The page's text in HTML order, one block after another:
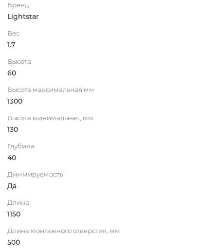
Бренд
Lightstar
Вес
1.7
Высота
60
Высота максимальная мм
1300
Высота минимальная, мм
130
Глубина
40
Диммируемость
Да
Длина
1150
Длина монтажного отверстия, мм
500